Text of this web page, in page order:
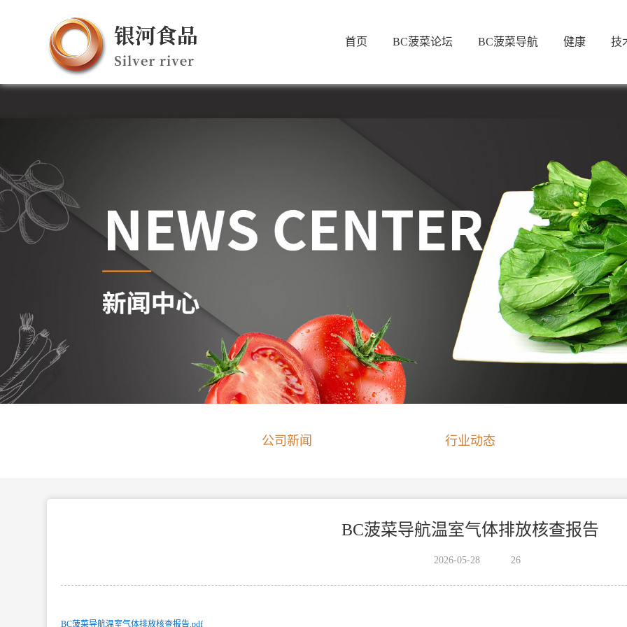
BC菠菜导航 首页 BC菠菜论坛 BC菠菜导航 健康 技
公司新闻 行业动态
BC菠菜导航温室气体排放核查报告
2026-05-28 26
BC菠菜导航温室气体排放核查报告.pdf